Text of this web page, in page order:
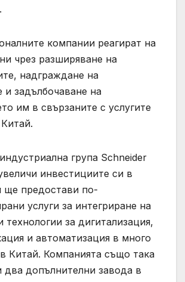
компании реагират на
чрез разширяване на
надграждане на
и задълбочаване на
им в свързаните с услугите
група Schneider
инвестициите си в
ще предостави по-
услуги за интегриране на
технологии за дигитализация,
и автоматизация в много
Китай. Компанията също така
два допълнителни завода в